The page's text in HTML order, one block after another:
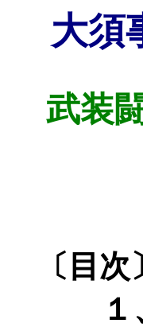
大須
武装
〔目次
１